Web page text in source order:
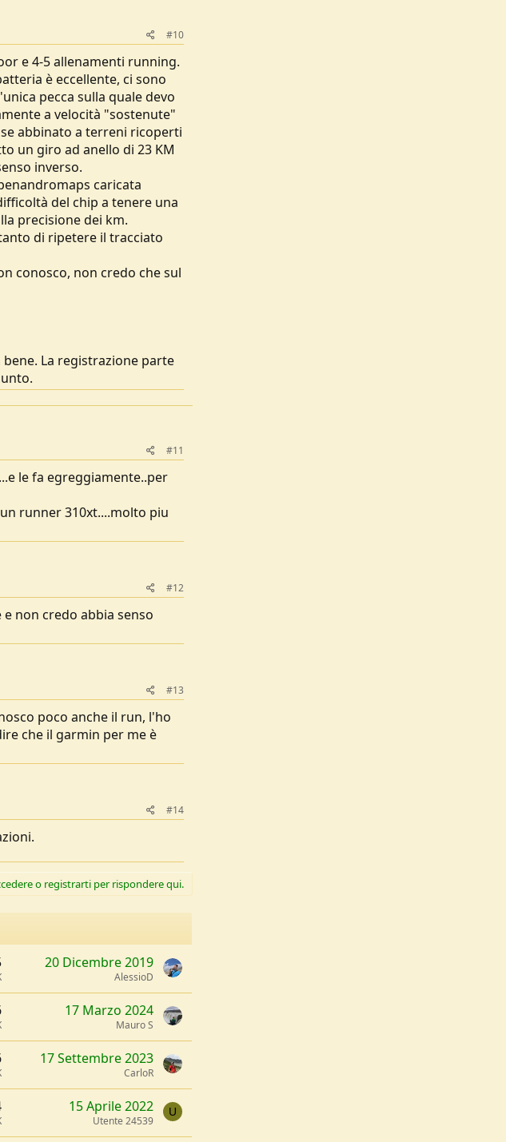
#10
e 4-5 allenamenti running.
è eccellente, ci sono
pecca sulla quale devo
a velocità "sostenute"
abbinato a terreni ricoperti
un giro ad anello di 23 KM
inverso.
caricata
del chip a tenere una
precisione dei km.
di ripetere il tracciato
conosco, non credo che sul
La registrazione parte
#11
le fa egreggiamente..per
runner 310xt....molto piu
#12
non credo abbia senso
#13
poco anche il run, l'ho
che il garmin per me è
#14
o registrarti per rispondere qui.
20 Dicembre 2019
AlessioD
17 Marzo 2024
Mauro S
17 Settembre 2023
CarloR
15 Aprile 2022
Utente 24539
U